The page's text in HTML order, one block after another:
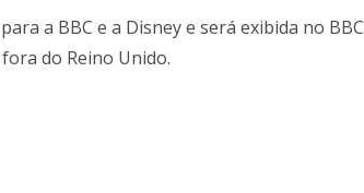
a BBC e a Disney e será exibida no BBC
do Reino Unido.